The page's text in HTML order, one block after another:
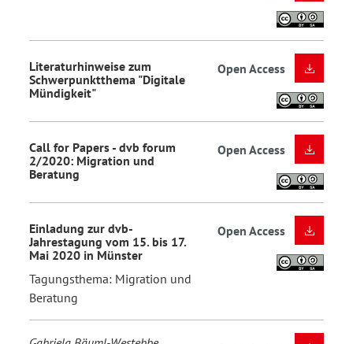
Literaturhinweise zum
Schwerpunktthema "Digitale
Mündigkeit"
Open Access
Call for Papers - dvb forum
2/2020: Migration und
Beratung
Open Access
Einladung zur dvb-
Jahrestagung vom 15. bis 17.
Mai 2020 in Münster
Tagungsthema: Migration und
Beratung
Open Access